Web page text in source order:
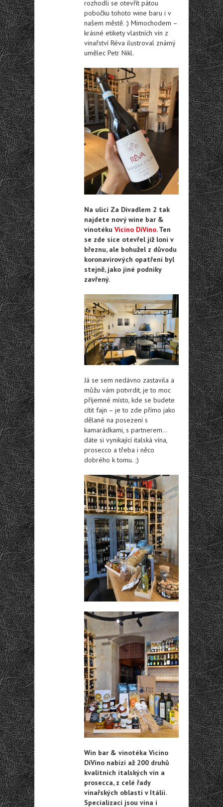
rozhodli se otevřít pátou
pobočku tohoto wine baru i v
našem městě. :) Mimochodem –
krásné etikety vlastních vín z
vinařství Réva ilustroval známý
umělec Petr Nikl.
Na ulici Za Divadlem 2 tak
najdete nový wine bar &
vinotéku Vicino DiVino. Ten
se zde sice otevřel již loni v
březnu, ale bohužel z důvodu
koronavirových opatření byl
stejně, jako jiné podniky
zavřený.
Já se sem nedávno zastavila a
můžu vám potvrdit, je to moc
příjemné místo, kde se budete
cítit fajn – je to zde přímo jako
dělané na posezení s
kamarádkami, s partnerem…
dáte si vynikající italská vína,
prosecco a třeba i něco
dobrého k tomu. ;)
Win bar & vinotéka Vicino
DiVino nabízí až 200 druhů
kvalitních italských vín a
prosecca, z celé řady
vinařských oblastí v Itálii.
Specializací jsou vína i